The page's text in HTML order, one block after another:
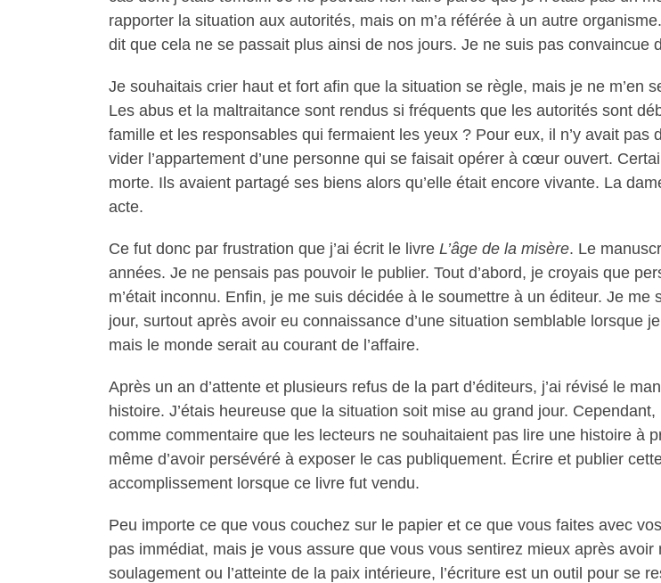
rapporter la situation aux autorités, mais on m’a référée à un autre
dit que cela ne se passait plus ainsi de nos jours. Je ne suis pas convaincue
Je souhaitais crier haut et fort afin que la situation se règle, mais je ne m’en
Les abus et la maltraitance sont rendus si fréquents que les autorités sont
famille et les responsables qui fermaient les yeux ? Pour eux, il n’y avait
vider l’appartement d’une personne qui se faisait opérer à cœur ouvert.
morte. Ils avaient partagé ses biens alors qu’elle était encore vivante. La
acte.
Ce fut donc par frustration que j’ai écrit le livre L’âge de la misère. Le
années. Je ne pensais pas pouvoir le publier. Tout d’abord, je croyais que
m’était inconnu. Enfin, je me suis décidée à le soumettre à un éditeur. Je
jour, surtout après avoir eu connaissance d’une situation semblable lorsque
mais le monde serait au courant de l’affaire.
Après un an d’attente et plusieurs refus de la part d’éditeurs, j’ai révisé le
histoire. J’étais heureuse que la situation soit mise au grand jour. Cependant,
comme commentaire que les lecteurs ne souhaitaient pas lire une histoire à
même d’avoir persévéré à exposer le cas publiquement. Écrire et publier
accomplissement lorsque ce livre fut vendu.
Peu importe ce que vous couchez sur le papier et ce que vous faites avec
pas immédiat, mais je vous assure que vous vous sentirez mieux après
soulagement ou l’atteinte de la paix intérieure, l’écriture est un outil pour se